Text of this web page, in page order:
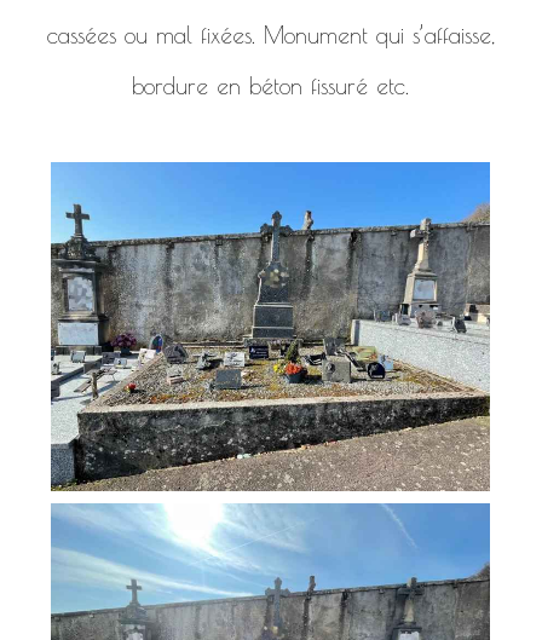
cassées ou mal fixées. Monument qui s’affaisse,
bordure en béton fissuré etc.